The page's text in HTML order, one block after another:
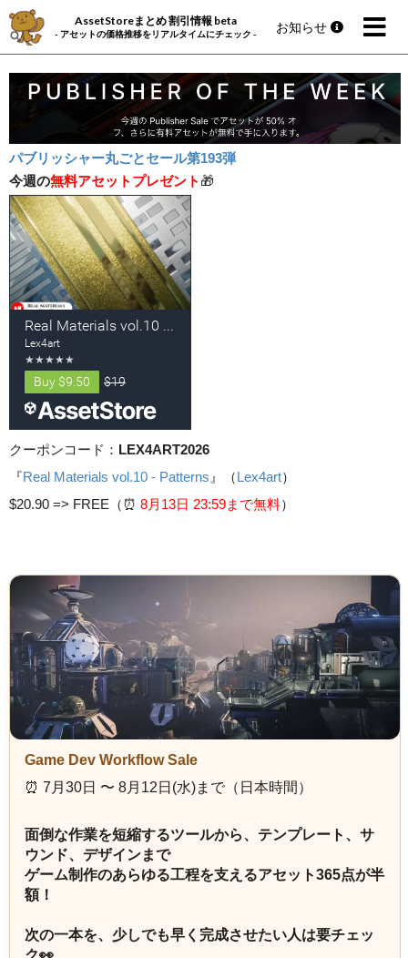
AssetStoreまとめ 割引情報 beta
- アセットの価格推移をリアルタイムにチェック - お知らせ
パブリッシャー丸ごとセール第193弾
今週の無料アセットプレゼント 🎁
クーポンコード： LEX4ART2026
『Real Materials vol.10 - Patterns 』（Lex4art）
$20.90 => FREE（⏰️ 8月13日 23:59まで無料）
Game Dev Workflow Sale
⏰️ 7月30日 〜 8月12日(水)まで（日本時間）
面倒な作業を短縮するツールから、テンプレート、サ
ウンド、デザインまで
ゲーム制作のあらゆる工程を支えるアセット365点が半
額！
次の一本を、少しでも早く完成させたい人は要チェッ
ク👀